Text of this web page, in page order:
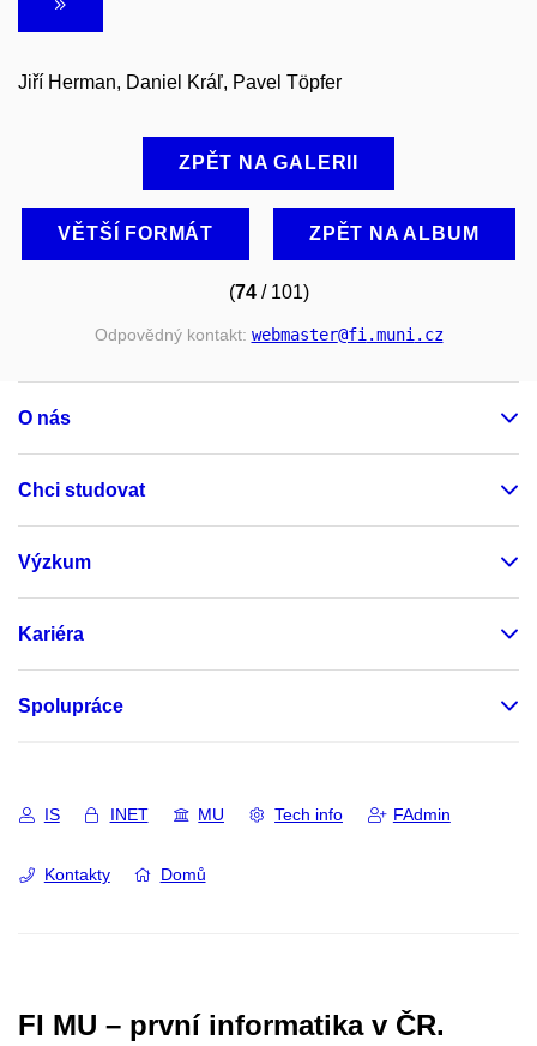
Jiří Herman, Daniel Kráľ, Pavel Töpfer
ZPĚT NA GALERII
VĚTŠÍ FORMÁT ZPĚT NA ALBUM
(74/ 101)
Odpovědný kontakt: webmaster@fi .muni .cz
O nás
Chci studovat
Výzkum
Kariéra
Spolupráce
IS INET MU Tech info FAdmin
Kontakty Domů
FI MU – první informatika v ČR.